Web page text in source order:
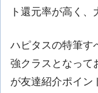
ト還元率が高く、
ハピタスの特筆す
強クラスとなって
が友達紹介ポイン